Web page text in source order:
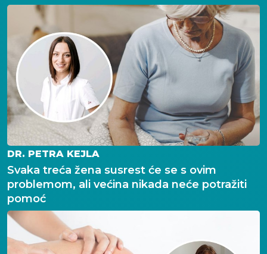
DR. PETRA KEJLA
Svaka treća žena susrest će se s ovim
problemom, ali većina nikada neće potražiti
pomoć